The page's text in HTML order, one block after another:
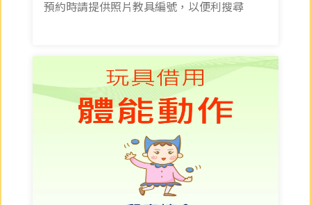
預約時請提供照片教具編號，以便利搜尋